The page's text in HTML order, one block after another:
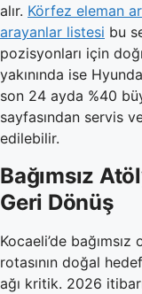
alır. Körfez eleman
arayanlar listesi bu
pozisyonları için
yakınında ise
son 24 ayda %40
sayfasından servis
edilebilir.
Bağımsız
Geri Dönüş
Kocaeli’de
rotasının doğal
ağı kritik. 2026